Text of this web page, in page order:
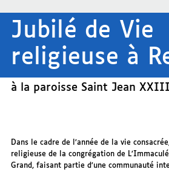
Jubilé de Vie
religieuse à
à la paroisse Saint Jean
Dans le cadre de l’année de la vie
religieuse de la congrégation de
Grand, faisant partie d’une communauté